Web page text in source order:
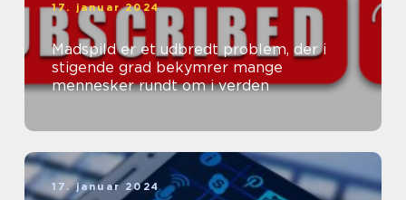
17. januar 2024
Madspild er et udbredt problem, der i
stigende grad bekymrer mange
mennesker rundt om i verden
17. januar 2024